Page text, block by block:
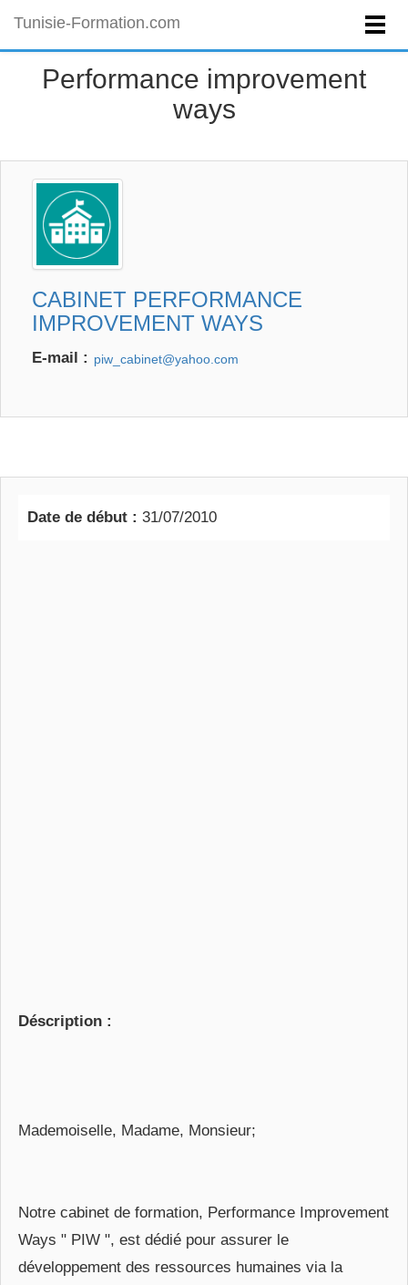
Tunisie-Formation.com
Performance improvement
ways
CABINET PERFORMANCE
IMPROVEMENT WAYS
E-mail :
Date de début : 31/07/2010
Déscription :
Mademoiselle, Madame, Monsieur;
Notre cabinet de formation, Performance Improvement
Ways " PIW ", est dédié pour assurer le
développement des ressources humaines via la